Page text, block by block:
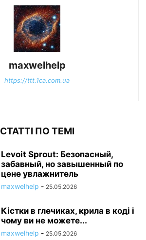
maxwelhelp
https://ttt.1ca.com.ua
СТАТТІ ПО ТЕМІ
Levoit Sprout: Безопасный,
забавный, но завышенный по
цене увлажнитель
maxwelhelp - 25.05.2026
Кістки в глечиках, крила в коді і
чому ви не можете...
maxwelhelp - 25.05.2026